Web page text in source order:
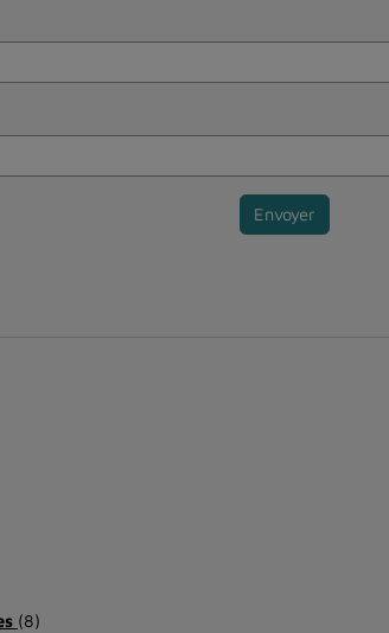
Envoyer
(8)